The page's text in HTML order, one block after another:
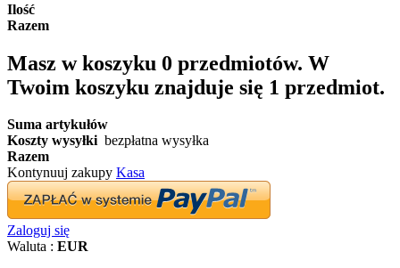
Ilość
Razem
Masz w koszyku 0 przedmiotów. W
Twoim koszyku znajduje się 1 przedmiot.
Suma artykułów
Koszty wysyłki bezpłatna wysyłka
Razem
Kontynuuj zakupy Kasa
Zaloguj się
Waluta : EUR